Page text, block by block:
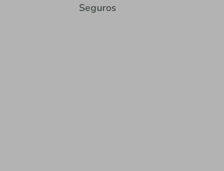
Seguros